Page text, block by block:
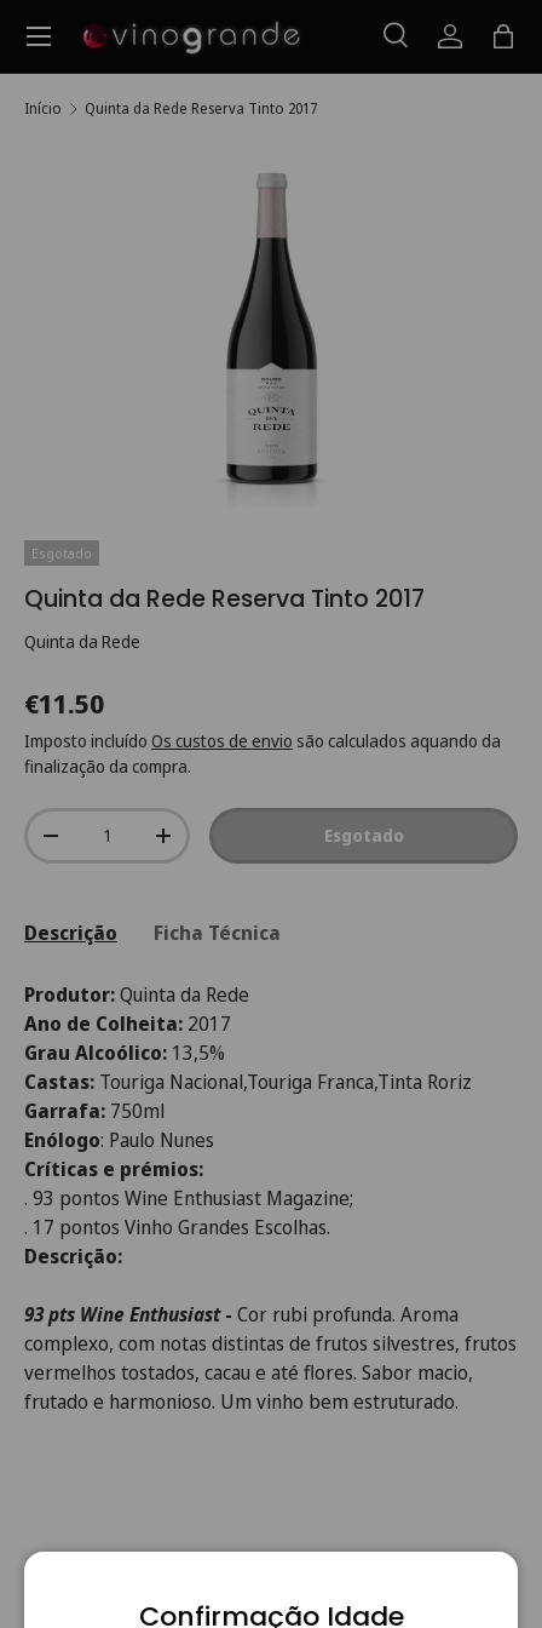
Ir para o conteúdo
Pesquisar
PesquisarIniciarSaco
Menu
Início Quinta da Rede Reserva Tinto 2017
Esgotado
Quinta da Rede Reserva Tinto 2017
Quinta da Rede
€11.50
Imposto incluído Os custos de envio são calculados aquando da
finalização da compra.
Qtd.
-
+ Esgotado
Descrição Ficha Técnica
Produtor:Quinta da Rede
Ano de Colheita: 2017
Grau Alcoólico: 13,5%
Castas: Touriga Nacional,Touriga Franca,Tinta Roriz
Garrafa: 750ml
Enólogo: Paulo Nunes
Críticas e prémios:
. 93 pontos Wine Enthusiast Magazine;
. 17 pontos Vinho Grandes Escolhas.
Descrição:
93 pts Wine Enthusiast- Cor rubi profunda. Aroma
complexo, com notas distintas de frutos silvestres, frutos
vermelhos tostados, cacau e até flores. Sabor macio,
frutado e harmonioso. Um vinho bem estruturado.
Confirmação Idade